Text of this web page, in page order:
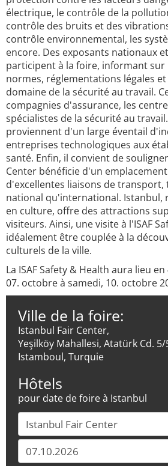
électrique, le contrôle de la
contrôle des bruits et des
contrôle environnemental, les
encore. Des exposants nationaux
participent à la foire, informant sur
normes, réglementations légales
domaine de la sécurité au travail.
compagnies d'assurance, les
spécialistes de la sécurité au
proviennent d'un large éventail
entreprises technologiques aux
santé. Enfin, il convient de
Center bénéficie d'un
d'excellentes liaisons de transport,
national qu'international. Istanbul,
en culture, offre des attractions
visiteurs. Ainsi, une visite à l'ISAF
idéalement être couplée à la
culturels de la ville.
La ISAF Safety & Health aura lieu
07. octobre à samedi, 10. octobre
Ville de la foire:
Istanbul Fair Center,
Yeşilköy Mahallesi, Atatürk Cd.
Istamboul, Turquie
Hôtels
pour date de foire à Istanbul